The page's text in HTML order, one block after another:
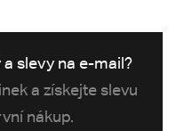
slevy na e-mail?
a získejte slevu
nákup.